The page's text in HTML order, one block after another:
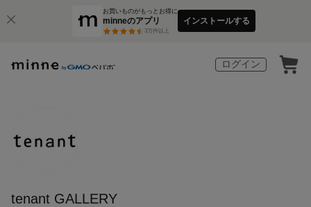
お買いものがもっとお得に
minneのアプリ
3万件以上
インストールする
ログイン
tenant GALLERY